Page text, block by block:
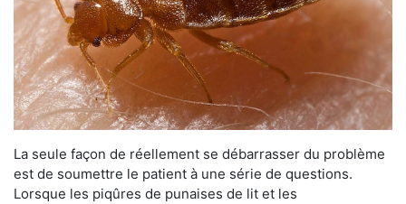
La seule façon de réellement se débarrasser du problème
est de soumettre le patient à une série de questions.
Lorsque les piqûres de punaises de lit et les